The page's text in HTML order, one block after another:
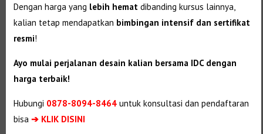
Dengan harga yang lebih hemat dibanding kursus lainnya,
kalian tetap mendapatkan bimbingan intensif dan sertifikat
resmi!
Ayo mulai perjalanan desain kalian bersama IDC dengan
harga terbaik!
Hubungi 0878-8094-8464 untuk konsultasi dan pendaftaran
bisa➔ KLIK DISINI